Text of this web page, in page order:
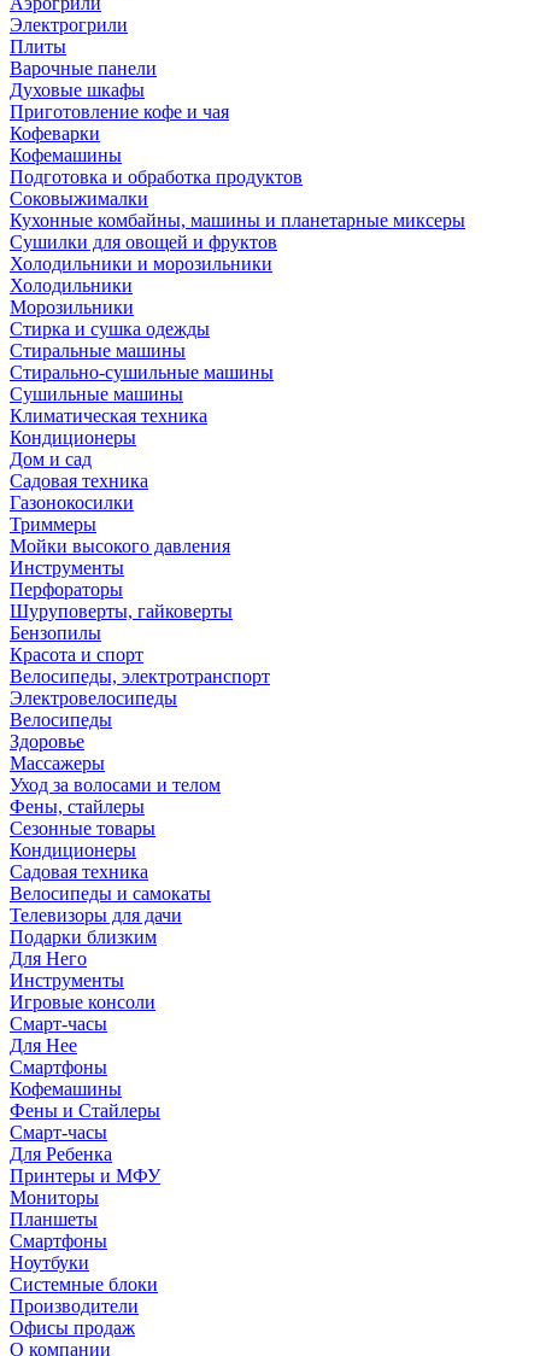
Электрогрили
Плиты
Варочные панели
Духовые шкафы
Приготовление кофе и чая
Кофеварки
Кофемашины
Подготовка и обработка продуктов
Соковыжималки
Кухонные комбайны, машины и планетарные миксеры
Сушилки для овощей и фруктов
Холодильники и морозильники
Холодильники
Морозильники
Стирка и сушка одежды
Стиральные машины
Стирально-сушильные машины
Сушильные машины
Климатическая техника
Кондиционеры
Дом и сад
Садовая техника
Газонокосилки
Триммеры
Мойки высокого давления
Инструменты
Перфораторы
Шуруповерты, гайковерты
Бензопилы
Красота и спорт
Велосипеды, электротранспорт
Электровелосипеды
Велосипеды
Здоровье
Массажеры
Уход за волосами и телом
Фены, стайлеры
Сезонные товары
Кондиционеры
Садовая техника
Велосипеды и самокаты
Телевизоры для дачи
Подарки близким
Для Него
Инструменты
Игровые консоли
Смарт-часы
Для Нее
Смартфоны
Кофемашины
Фены и Стайлеры
Смарт-часы
Для Ребенка
Принтеры и МФУ
Мониторы
Планшеты
Смартфоны
Ноутбуки
Системные блоки
Производители
Офисы продаж
О компании